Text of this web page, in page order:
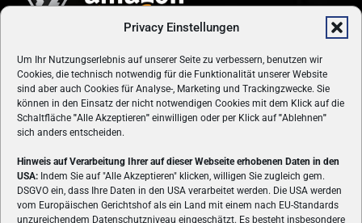
Privacy Einstellungen
Um Ihr Nutzungserlebnis auf unserer Seite zu verbessern, benutzen wir
Cookies, die technisch notwendig für die Funktionalität unserer Website
sind aber auch Cookies für Analyse-, Marketing und Trackingzwecke. Sie
können in den Einsatz der nicht notwendigen Cookies mit dem Klick auf die
Schaltfläche "Alle Akzeptieren" einwilligen oder per Klick auf"Ablehnen"
sich anders entscheiden.
Hinweis auf Verarbeitung Ihrer auf dieser Webseite erhobenen Daten in den
USA: Indem Sie auf "Alle Akzeptieren" klicken, willigen Sie zugleich gem.
DSGVO ein, dass Ihre Daten in den USA verarbeitet werden. Die USA werden
vom Europäischen Gerichtshof als ein Land mit einem nach EU-Standards
unzureichendem Datenschutzniveau eingeschätzt. Es besteht insbesondere
ÜBER UNS
VON GAMERN, FÜR GAMER! Gamers.at ist das älteste Online-